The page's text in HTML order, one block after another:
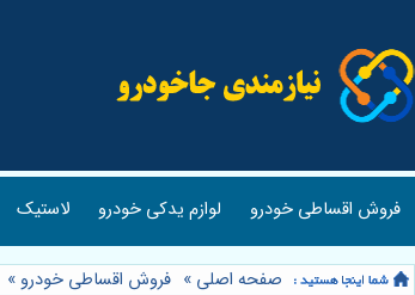
فروش اقساطی خودرو لوازم یدکی خودرو لاستیک
صفحه اصلی » فروش اقساطی خودرو »